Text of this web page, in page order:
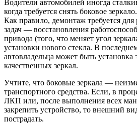
Водители автомобилей иногда
когда требуется снять боковое
Как правило, демонтаж требуется
задач — восстановления
привода (того, что меняет угол
установки нового стекла. В
автовладельца может быть
качественных зеркал.
Учтите, что боковые зеркала —
транспортного средства. Если, в
ЛКП или, после выполнения всех
закрепить устройство, то внешний
пострадать.